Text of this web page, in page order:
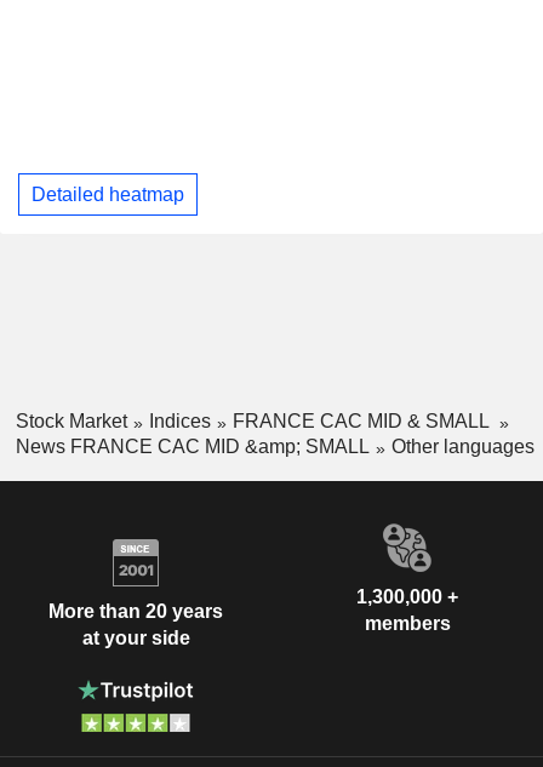
Detailed heatmap
Stock Market Indices
FRANCE CAC MID & SMALL
News FRANCE CAC MID &amp; SMALL
Other languages
More than 20 years
at your side
1,300,000 +
members